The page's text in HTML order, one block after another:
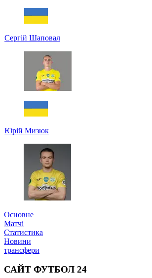
Сергій Шаповал
Юрій Мизюк
Основне
Матчі
Статистика
Новини
трансфери
САЙТ ФУТБОЛ 24